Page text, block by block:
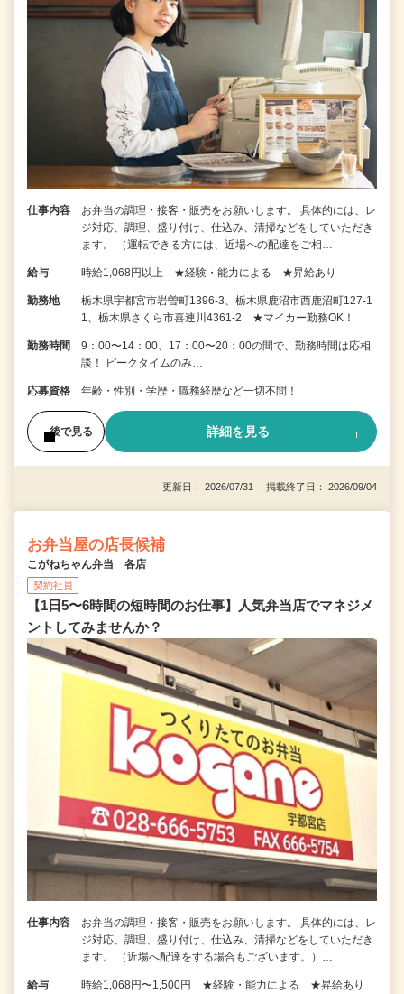
仕事内容
お弁当の調理・接客・販売をお願いします。 具体的には、レ
ジ対応、調理、盛り付け、仕込み、清掃などをしていただき
ます。 （運転できる方には、近場への配達をご相…
給与 時給1,068円以上 ★経験・能力による ★昇給あり
勤務地
栃木県宇都宮市岩曽町1396-3、栃木県鹿沼市西鹿沼町127-1
1、栃木県さくら市喜連川4361-2 ★マイカー勤務OK！
勤務時間
9：00〜14：00、17：00〜20：00の間で、勤務時間は応相
談！ ピークタイムのみ…
応募資格 年齢・性別・学歴・職務経歴など一切不問！
後で見る 詳細を見る
更新日： 2026/07/31 掲載終了日： 2026/09/04
お弁当屋の店長候補
こがねちゃん弁当 各店
契約社員
【1日5〜6時間の短時間のお仕事】人気弁当店でマネジメ
ントしてみませんか？
仕事内容
お弁当の調理・接客・販売をお願いします。 具体的には、レ
ジ対応、調理、盛り付け、仕込み、清掃などをしていただき
ます。 （近場へ配達をする場合もございます。）…
給与 時給1,068円〜1,500円 ★経験・能力による ★昇給あり